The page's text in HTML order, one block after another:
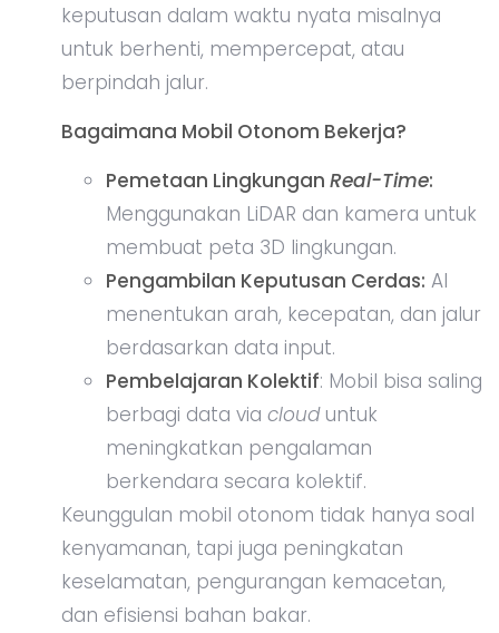
keputusan dalam waktu nyata misalnya
untuk berhenti, mempercepat, atau
berpindah jalur.
Bagaimana Mobil Otonom Bekerja?
Pemetaan Lingkungan Real-Time:
Menggunakan LiDAR dan kamera untuk
membuat peta 3D lingkungan.
Pengambilan Keputusan Cerdas: AI
menentukan arah, kecepatan, dan jalur
berdasarkan data input.
Pembelajaran Kolektif: Mobil bisa saling
berbagi data via clouduntuk
meningkatkan pengalaman
berkendara secara kolektif.
Keunggulan mobil otonom tidak hanya soal
kenyamanan, tapi juga peningkatan
keselamatan, pengurangan kemacetan,
dan efisiensi bahan bakar.